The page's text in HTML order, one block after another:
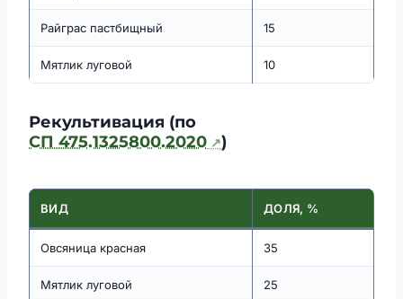
Райграс пастбищный 15
Мятлик луговой 10
Рекультивация (по
СП 475.1325800.2020
)
ВИД ДОЛЯ, %
Овсяница красная 35
Мятлик луговой 25